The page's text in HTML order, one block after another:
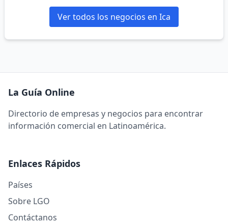
Ver todos los negocios en Ica
La Guía Online
Directorio de empresas y negocios para encontrar
información comercial en Latinoamérica.
Enlaces Rápidos
Países
Sobre LGO
Contáctanos